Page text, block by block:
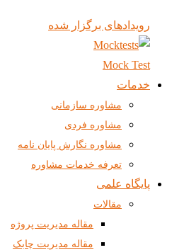
رویدادهای برگزار شده
Mock Test
خدمات
مشاوره سازمانی
مشاوره فردی
مشاوره نگارش پایان نامه
تعرفه خدمات مشاوره
پایگاه علمی
مقالات
مقاله مدیریت پروژه
مقاله مدیریت چابک